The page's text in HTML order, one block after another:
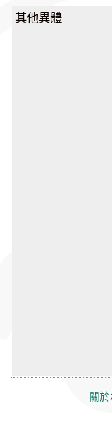
其他異體
關